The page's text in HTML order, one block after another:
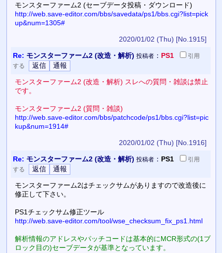
モンスターファーム2 (セーブデータ投稿・ダウンロード)
http://web.save-editor.com/bbs/savedata/ps1/bbs.cgi?list=pick
up&num=1305#
2020/01/02 (Thu) [No.1915]
Re: モンスターファーム2 (改造・解析) 投稿者： PS1
引用
する
モンスターファーム2 (改造・解析) スレへの質問・雑談は禁止
です。
モンスターファーム2 (質問・雑談)
http://web.save-editor.com/bbs/patchcode/ps1/bbs.cgi?list=pic
kup&num=1914#
2020/01/02 (Thu) [No.1916]
Re: モンスターファーム2 (改造・解析) 投稿者： PS1
引用
する
モンスターファーム2はチェックサムがありますので改造後に
修正して下さい。
PS1チェックサム修正ツール
http://web.save-editor.com/tool/wse_checksum_fix_ps1.html
解析情報のアドレスやパッチコードは基本的にMCR形式の(1ブ
ロック目の)セーブデータが基準となっています。